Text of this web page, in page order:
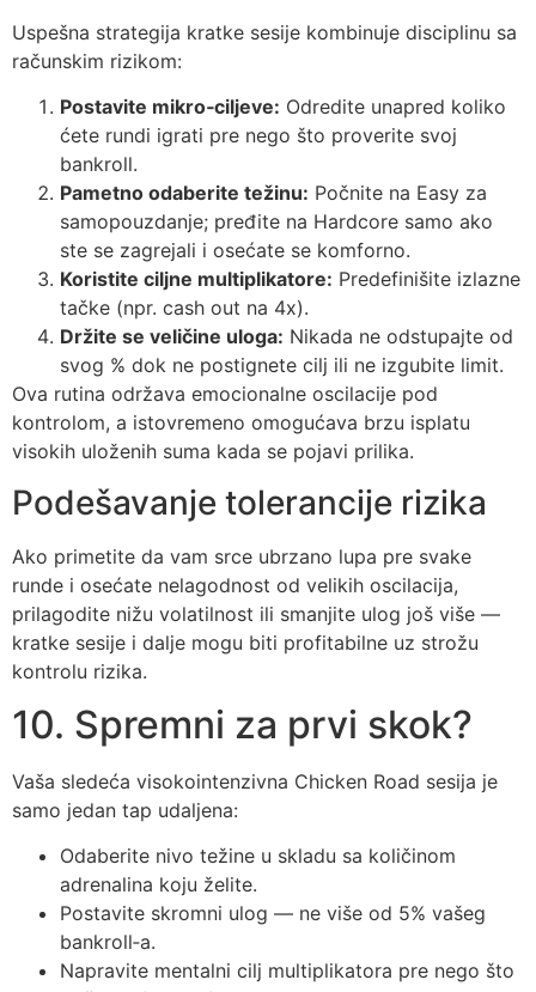
Uspešna strategija kratke sesije kombinuje disciplinu sa
računskim rizikom:
Postavite mikro‑ciljeve: Odredite unapred koliko
ćete rundi igrati pre nego što proverite svoj
bankroll.
Pametno odaberite težinu: Počnite na Easy za
samopouzdanje; pređite na Hardcore samo ako
ste se zagrejali i osećate se komforno.
Koristite ciljne multiplikatore: Predefinišite izlazne
tačke (npr. cash out na 4x).
Držite se veličine uloga: Nikada ne odstupajte od
svog % dok ne postignete cilj ili ne izgubite limit.
Ova rutina održava emocionalne oscilacije pod
kontrolom, a istovremeno omogućava brzu isplatu
visokih uloženih suma kada se pojavi prilika.
Podešavanje tolerancije rizika
Ako primetite da vam srce ubrzano lupa pre svake
runde i osećate nelagodnost od velikih oscilacija,
prilagodite nižu volatilnost ili smanjite ulog još više —
kratke sesije i dalje mogu biti profitabilne uz strožu
kontrolu rizika.
10. Spremni za prvi skok?
Vaša sledeća visokointenzivna Chicken Road sesija je
samo jedan tap udaljena:
Odaberite nivo težine u skladu sa količinom
adrenalina koju želite.
Postavite skromni ulog — ne više od 5% vašeg
bankroll‑a.
Napravite mentalni cilj multiplikatora pre nego što